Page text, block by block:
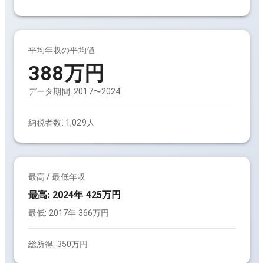
平均年収の平均値
388万円
データ期間: 2017〜2024
納税者数: 1,029人
最高 / 最低年収
最高: 2024年 425万円
最低: 2017年 366万円
総所得: 350万円